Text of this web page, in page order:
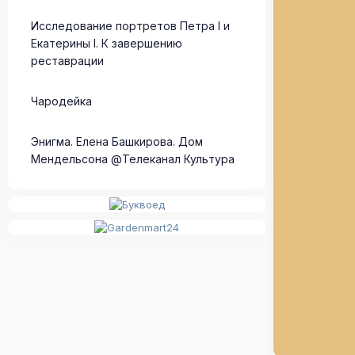
Исследование портретов Петра I и
Екатерины I. К завершению
реставрации
Чародейка
Энигма. Елена Башкирова. Дом
Мендельсона @Телеканал Культура